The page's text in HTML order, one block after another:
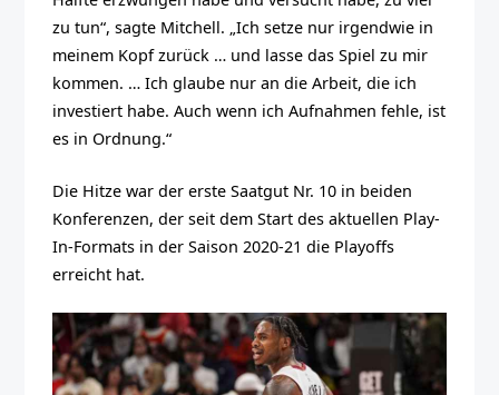
zu tun“, sagte Mitchell. „Ich setze nur irgendwie in
meinem Kopf zurück … und lasse das Spiel zu mir
kommen. … Ich glaube nur an die Arbeit, die ich
investiert habe. Auch wenn ich Aufnahmen fehle, ist
es in Ordnung.“
Die Hitze war der erste Saatgut Nr. 10 in beiden
Konferenzen, der seit dem Start des aktuellen Play-
In-Formats in der Saison 2020-21 die Playoffs
erreicht hat.